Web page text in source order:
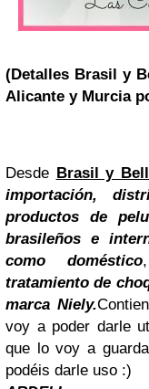
(Detalles Brasil y
Alicante y Murcia
Desde Brasil y
importación,
productos de
brasileños e
como doméstico
tratamiento de
marca Niely.
voy a poder darle
que lo voy a
podéis darle uso :)